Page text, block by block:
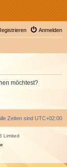
Anmelden
möchtest?
Zeiten sind UTC+02:00
Limited